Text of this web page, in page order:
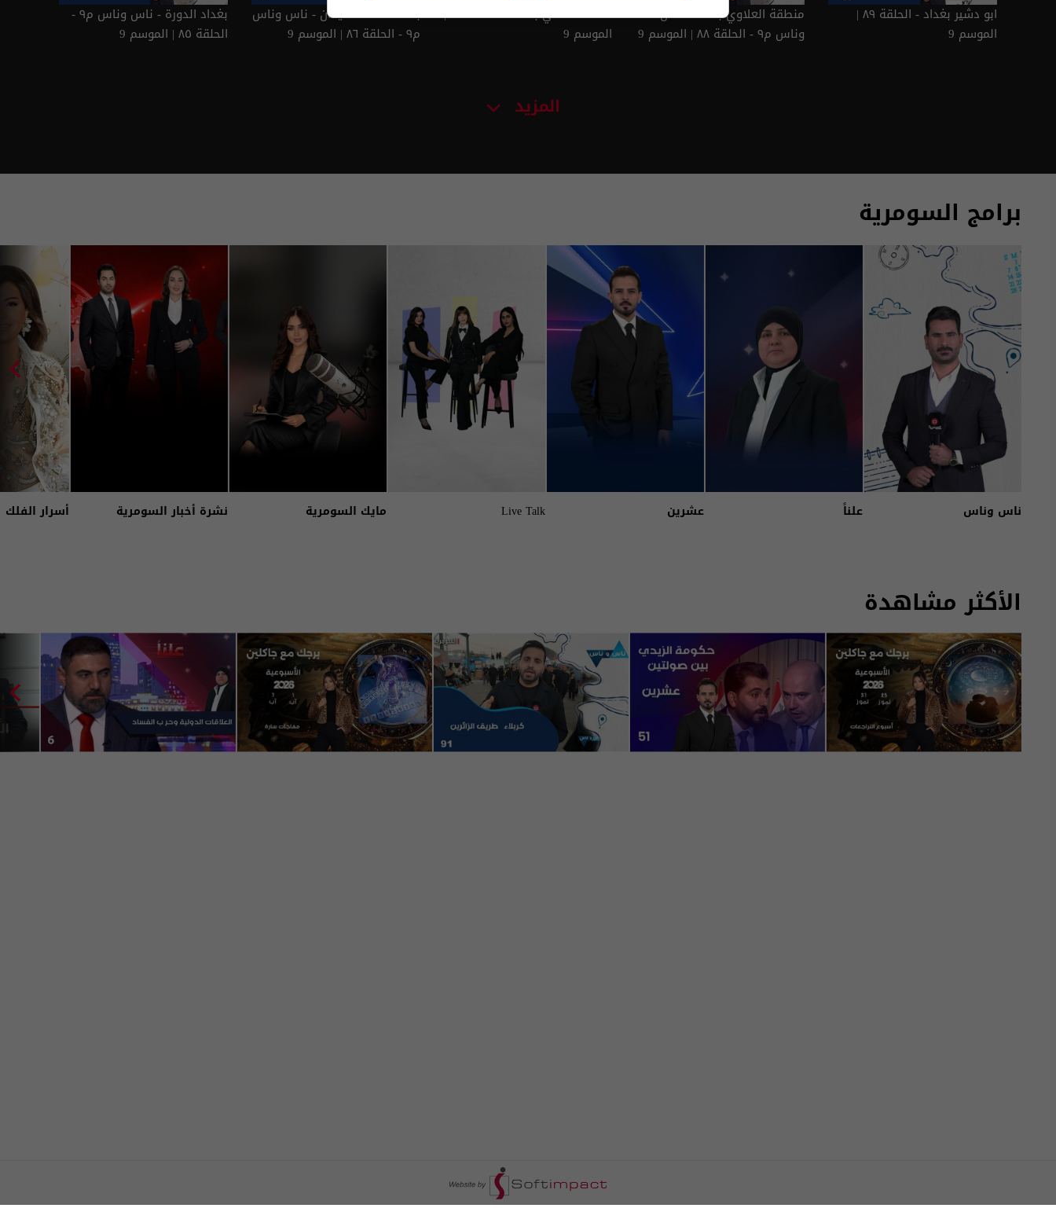
ابو دشير بغداد - الحلقة ٨٩ |
الموسم 9
منطقة العلاوي بغداد - ناس
وناس م٩ - الحلقة ٨٨ | الموسم 9
ساحة الخلاني بغداد - الحلقة ٨٧ |
الموسم 9
بغداد ساحة الميدان - ناس وناس
م٩ - الحلقة ٨٦ | الموسم 9
بغداد الدورة - ناس وناس م٩ -
الحلقة ٨٥ | الموسم 9
المزيد
برامج السومرية
ناس وناس علناً عشرين Live Talk مايك السومرية نشرة أخبار السومرية أسرار الفلك
الأكثر مشاهدة